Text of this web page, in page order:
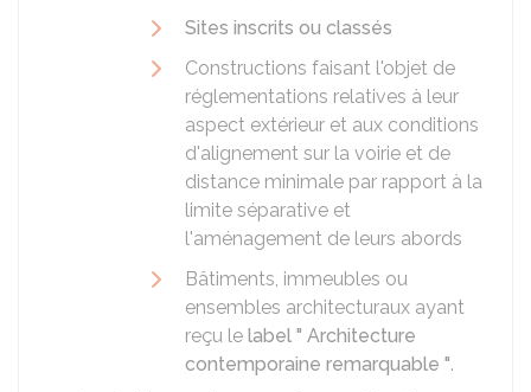
Sites inscrits ou classés
Constructions faisant l'objet de
réglementations relatives à leur
aspect extérieur et aux conditions
d'alignement sur la voirie et de
distance minimale par rapport à la
limite séparative et
l'aménagement de leurs abords
Bâtiments, immeubles ou
ensembles architecturaux ayant
reçu le label " Architecture
contemporaine remarquable ".